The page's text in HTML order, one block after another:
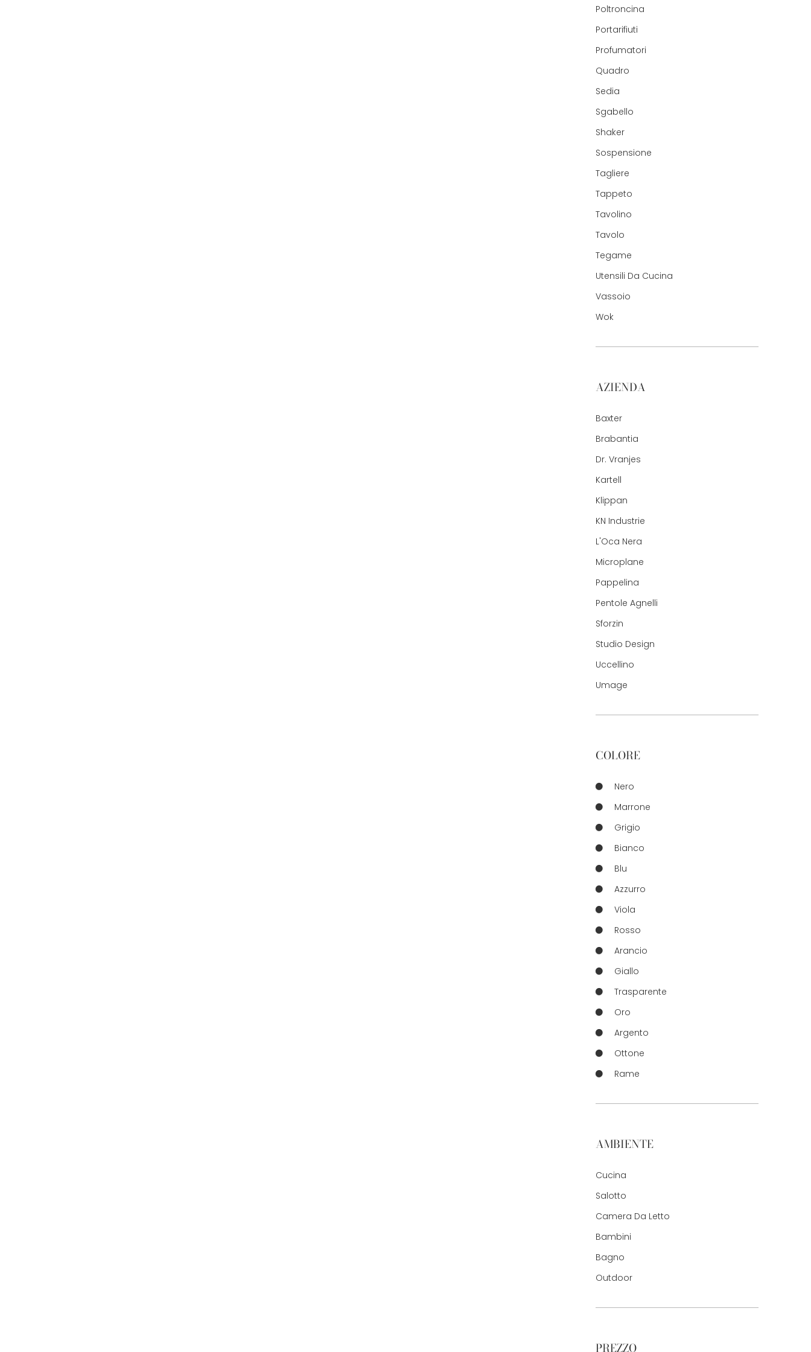
Poltroncina
Portarifiuti
Profumatori
Quadro
Sedia
Sgabello
Shaker
Sospensione
Tagliere
Tappeto
Tavolino
Tavolo
Tegame
Utensili Da Cucina
Vassoio
Wok
AZIENDA
Baxter
Brabantia
Dr. Vranjes
Kartell
Klippan
KN Industrie
L'Oca Nera
Microplane
Pappelina
Pentole Agnelli
Sforzin
Studio Design
Uccellino
Umage
COLORE
Nero
Marrone
Grigio
Bianco
Blu
Azzurro
Viola
Rosso
Arancio
Giallo
Trasparente
Oro
Argento
Ottone
Rame
AMBIENTE
Cucina
Salotto
Camera Da Letto
Bambini
Bagno
Outdoor
PREZZO